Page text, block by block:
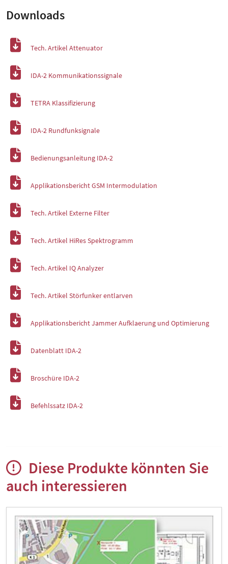
Downloads
Tech. Artikel Attenuator
IDA-2 Kommunikationssignale
TETRA Klassifizierung
IDA-2 Rundfunksignale
Bedienungsanleitung IDA-2
Applikationsbericht GSM Intermodulation
Tech. Artikel Externe Filter
Tech. Artikel HiRes Spektrogramm
Tech. Artikel IQ Analyzer
Tech. Artikel Störfunker entlarven
Applikationsbericht Jammer Aufklaerung und Optimierung
Datenblatt IDA-2
Broschüre IDA-2
Befehlssatz IDA-2
Diese Produkte könnten Sie
auch interessieren